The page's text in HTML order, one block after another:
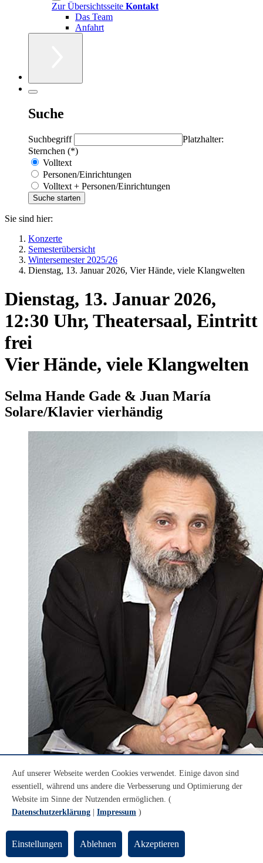
Zur Übersichtsseite Kontakt
Das Team
Anfahrt
Suche
Suchbegriff
Platzhalter:
Sternchen (*)
Volltext
Personen/Einrichtungen
Volltext + Personen/Einrichtungen
Sie sind hier:
Konzerte
Semesterübersicht
Wintersemester 2025/26
Dienstag, 13. Januar 2026, Vier Hände, viele Klangwelten
Dienstag, 13. Januar 2026,
12:30 Uhr, Theatersaal, Eintritt
frei
Vier Hände, viele Klangwelten
Selma Hande Gade & Juan María
Solare/Klavier vierhändig
© Jens Baumgart u. Sonja Albinus
Juan María Solare und Selma Hande Gade
Programm
Selma Hande Gade und Juan María Solare präsentieren Musik aus
ihrenjeweiligen
Kulturkreisen: Argentinien (Ástor Piazzolla) und
der Türkei (Fazıl Say), flankiert von Werken von Samuel Barber
Auf unserer Webseite werden Cookies verwendet. Einige davon sind
essentiell, während uns andere die Verbesserung und Optimierung der
Website im Sinne der Nutzenden ermöglichen. (
Datenschutzerklärung
Impressum )
Einstellungen Ablehnen Akzeptieren